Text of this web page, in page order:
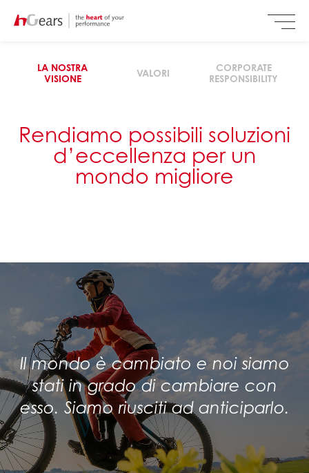
LA NOSTRA
VISIONE
VALORI
CORPORATE
RESPONSIBILITY
Rendiamo possibili soluzioni
d’eccellenza per un
mondo migliore
Il mondo è cambiato e noi siamo
stati in grado di cambiare con
esso. Siamo riusciti ad anticiparlo.